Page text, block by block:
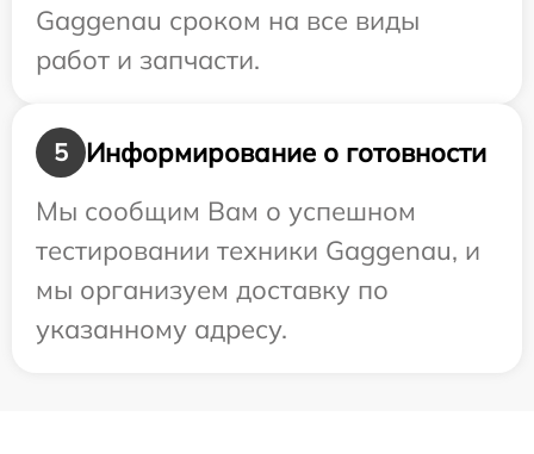
Gaggenau сроком на все виды
работ и запчасти.
5
Информирование о готовности
Мы сообщим Вам о успешном
тестировании техники Gaggenau, и
мы организуем доставку по
указанному адресу.